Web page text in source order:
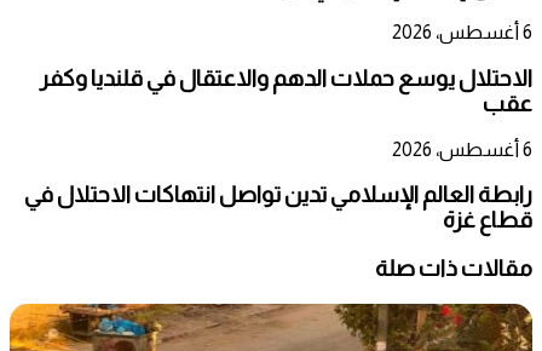
6 أغسطس، 2026
الاحتلال يوسع حملات الدهم والاعتقال في قلنديا وكفر
عقب
6 أغسطس، 2026
رابطة العالم الإسلامي تدين تواصل انتهاكات الاحتلال في
قطاع غزة
مقالات ذات صلة